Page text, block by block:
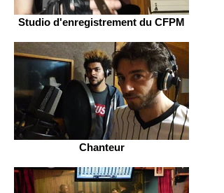
Studio d'enregistrement du CFPM
Chanteur